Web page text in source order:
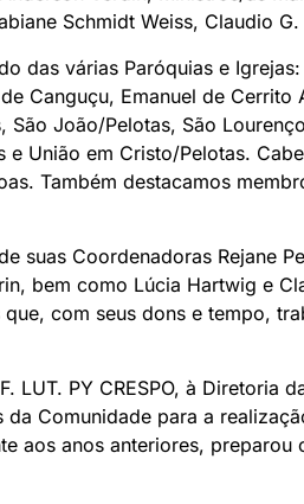
Schmidt Weiss, Claudio
das várias Paróquias e
Canguçu, Emanuel de
João/Pelotas, São
União em Cristo/Pelotas.
Também destacamos
suas Coordenadoras Rejane
bem como Lúcia Hartwig e
com seus dons e tempo,
LUT. PY CRESPO, à Diretoria
Comunidade para a
aos anos anteriores,